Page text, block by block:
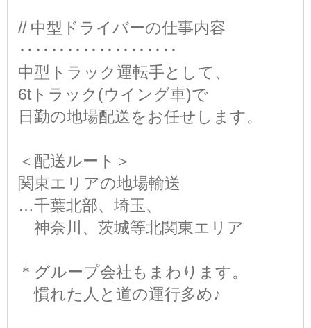
// 中型ドライバーの仕事内容
‥‥‥‥‥‥‥‥‥‥
中型トラック運転手として、
6tトラック(ウイング車)で
日勤の地場配送をお任せします。
＜配送ルート＞
関東エリアの地場輸送
…千葉北部、埼玉、
神奈川、茨城等北関東エリア
＊グループ会社もまわります。
慣れた人と道の運行多め♪